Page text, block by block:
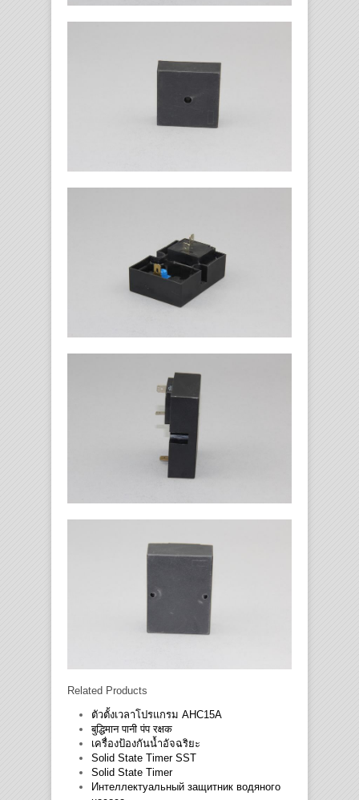
Related Products
ตัวตั้งเวลาโปรแกรม AHC15A
बुद्धिमान पानी पंप रक्षक
เครื่องป้องกันน้ำอัจฉริยะ
Solid State Timer SST
Solid State Timer
Интеллектуальный защитник водяного